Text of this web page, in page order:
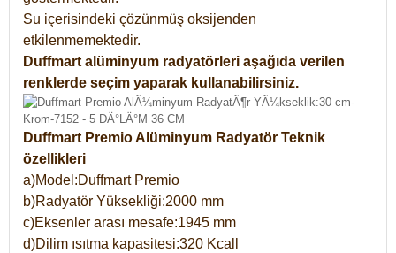
Su içerisindeki çözünmüş oksijenden
etkilenmemektedir.
Duffmart alüminyum radyatörleri aşağıda verilen
renklerde seçim yaparak kullanabilirsiniz.
Duffmart Premio Alüminyum Radyatör Teknik
özellikleri
a)Model:Duffmart Premio
b)Radyatör Yüksekliği:2000 mm
c)Eksenler arası mesafe:1945 mm
d)Dilim ısıtma kapasitesi:320 Kcall